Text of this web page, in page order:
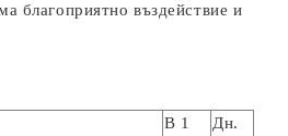
благоприятно въздействие и
В 1
Дн.